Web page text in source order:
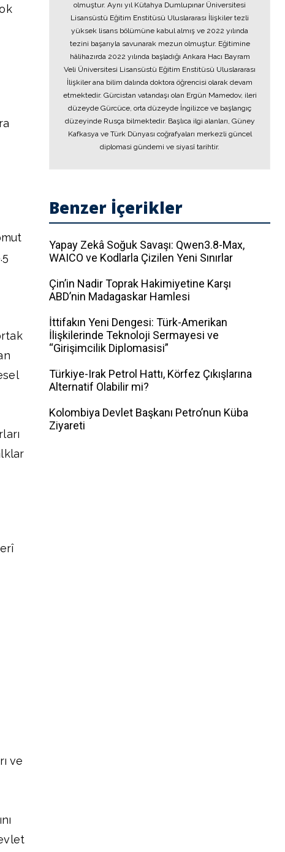
ve
olmuştur. Aynı yıl Kütahya Dumlupınar Üniversitesi
Lisansüstü Eğitim Enstitüsü Uluslararası İlişkiler tezli
yüksek lisans bölümüne kabul almış ve 2022 yılında
tezini başarıyla savunarak mezun olmuştur. Eğitimine
hâlihazırda 2022 yılında başladığı Ankara Hacı Bayram
Veli Üniversitesi Lisansüstü Eğitim Enstitüsü Uluslararası
İlişkiler ana bilim dalında doktora öğrencisi olarak devam
etmektedir. Gürcistan vatandaşı olan Ergün Mamedov, ileri
düzeyde Gürcüce, orta düzeyde İngilizce ve başlangıç
düzeyinde Rusça bilmektedir. Başlıca ilgi alanları, Güney
Kafkasya ve Türk Dünyası coğrafyaları merkezli güncel
diplomasi gündemi ve siyasî tarihtir.
Benzer İçerikler
Yapay Zekâ Soğuk Savaşı: Qwen3.8-Max,
WAICO ve Kodlarla Çizilen Yeni Sınırlar
Çin’in Nadir Toprak Hakimiyetine Karşı
ABD’nin Madagaskar Hamlesi
İttifakın Yeni Dengesi: Türk-Amerikan
İlişkilerinde Teknoloji Sermayesi ve
“Girişimcilik Diplomasisi”
Türkiye-Irak Petrol Hattı, Körfez Çıkışlarına
Alternatif Olabilir mi?
Kolombiya Devlet Başkanı Petro’nun Küba
Ziyareti